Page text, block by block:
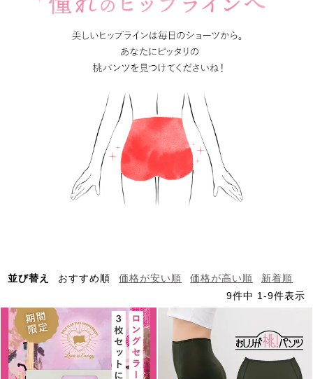
並び替え おすすめ順 価格が安い順 価格が高い順
新着順
9件中 1 -9件表示